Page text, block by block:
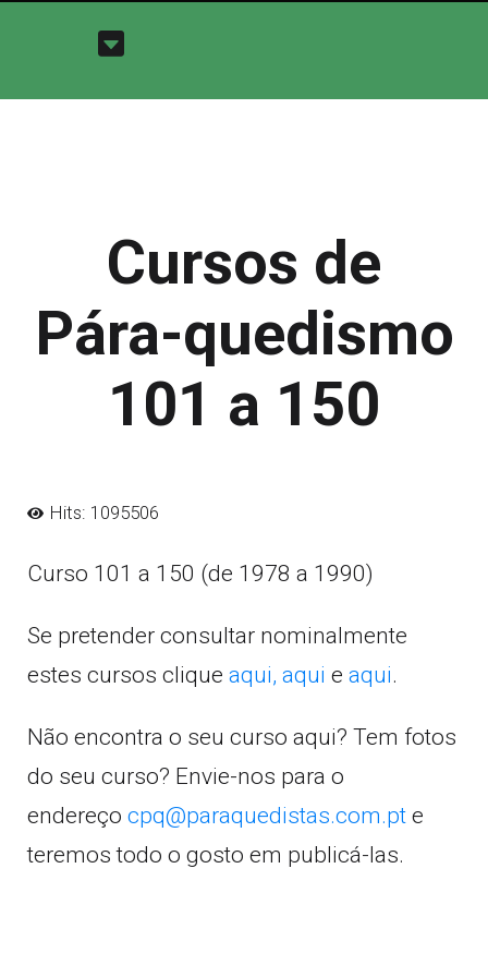
Cursos de
Pára-quedismo
101 a 150
Hits: 1095506
Curso 101 a 150 (de 1978 a 1990)
Se pretender consultar nominalmente
estes cursos clique aqui, aqui e aqui.
Não encontra o seu curso aqui? Tem fotos
do seu curso? Envie-nos para o
endereço cpq@paraquedistas.com.pt e
teremos todo o gosto em publicá-las.